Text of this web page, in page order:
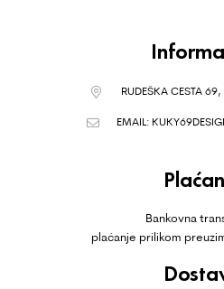
RUDEŠKA CESTA
EMAIL:
Bankovna
plaćanje prilikom